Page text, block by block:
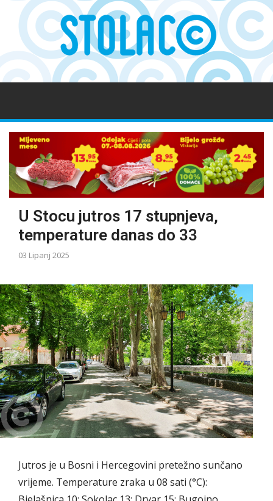
U Stocu jutros 17 stupnjeva,
temperature danas do 33
03 Lipanj 2025
Jutros je u Bosni i Hercegovini pretežno sunčano
vrijeme. Temperature zraka u 08 sati (°C):